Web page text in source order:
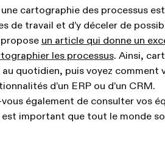
une cartographie des processus
de travail et d’y déceler de
un article qui donne un
les processus. Ainsi,
au quotidien, puis voyez comment
d’un ERP ou d’un CRM.
également de consulter vos
est important que tout le monde